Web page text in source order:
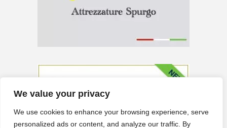
We value your privacy
We use cookies to enhance your browsing experience, serve
personalized ads or content, and analyze our traffic. By